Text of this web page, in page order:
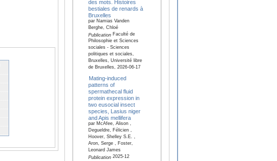
des mots. Histoires
bestiales de renards à
Bruxelles
par Namias Vanden
Berghe, Chloé
PublicationFaculté de
Philosophie et Sciences
sociales - Sciences
politiques et sociales,
Bruxelles, Université libre
de Bruxelles, 2026-06-17
Mating-induced
patterns of
spermathecal fluid
protein expression in
two eusocial insect
species, Lasius niger
and Apis mellifera
par McAfee, Alison ,
Degueldre, Félicien ,
Hoover, Shelley S.E. ,
Aron, Serge , Foster,
Leonard James
Publication2025-12